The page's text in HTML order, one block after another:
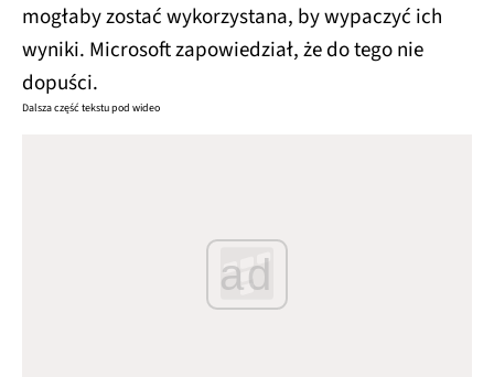
mogłaby zostać wykorzystana, by wypaczyć ich
wyniki. Microsoft zapowiedział, że do tego nie
dopuści.
Dalsza część tekstu pod wideo
ad